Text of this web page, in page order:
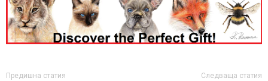
Предишна статия Следваща статия